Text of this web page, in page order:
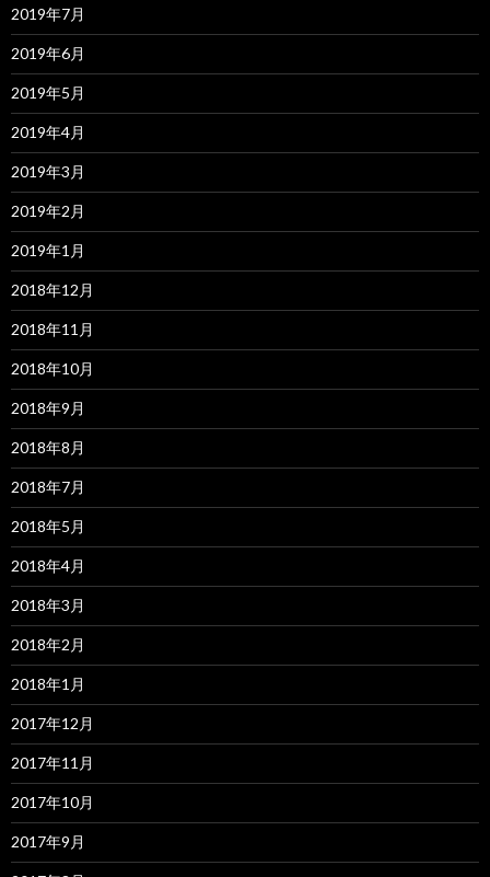
2019年7月
2019年6月
2019年5月
2019年4月
2019年3月
2019年2月
2019年1月
2018年12月
2018年11月
2018年10月
2018年9月
2018年8月
2018年7月
2018年5月
2018年4月
2018年3月
2018年2月
2018年1月
2017年12月
2017年11月
2017年10月
2017年9月